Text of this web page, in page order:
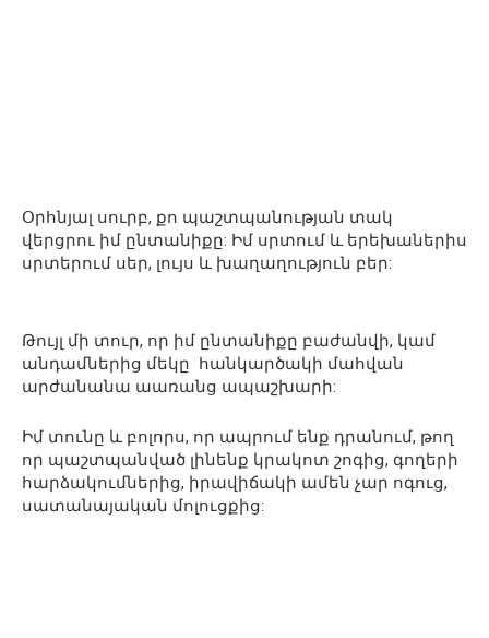
Օրհնյալ սուրբ, քո պաշտպանության տակ
վերցրու իմ ընտանիքը: Իմ սրտում և երեխաներիս
սրտերում սեր, լույս և խաղաղություն բեր:
Թույլ մի տուր, որ իմ ընտանիքը բաժանվի, կամ
անդամներից մեկը հանկարծակի մահվան
արժանանա աառանց ապաշխարի:
Իմ տունը և բոլորս, որ ապրում ենք դրանում, թող
որ պաշտպանված լինենք կրակոտ շոգից, գողերի
հարձակումներից, իրավիճակի ամեն չար ոգուց,
սատանայական մոլուցքից: